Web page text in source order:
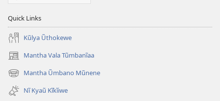
Quick Links
Kũlya Ũthokewe
Mantha Vala Tũmbanĩaa
(opens
new
window)
Mantha Ũmbano Mũnene
(opens
new
window)
Nĩ Kyaũ Kĩkĩiwe